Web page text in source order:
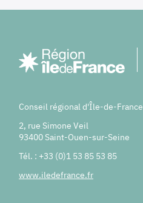
Conseil régional d'Île-de-France
2, rue Simone Veil
93400 Saint-Ouen-sur-Seine
Tél. : +33 (0)1 53 85 53 85
www.iledefrance.fr